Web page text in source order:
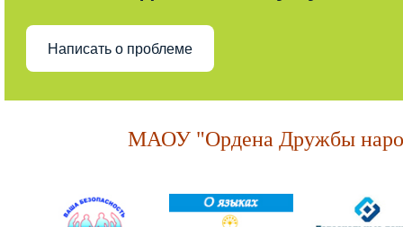
Написать о проблеме
МАОУ "Ордена Дружбы